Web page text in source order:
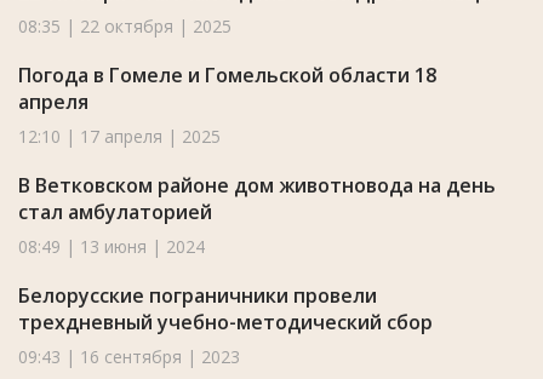
08:35 | 22 октября | 2025
Погода в Гомеле и Гомельской области 18
апреля
12:10 | 17 апреля | 2025
В Ветковском районе дом животновода на день
стал амбулаторией
08:49 | 13 июня | 2024
Белорусские пограничники провели
трехдневный учебно-методический сбор
09:43 | 16 сентября | 2023